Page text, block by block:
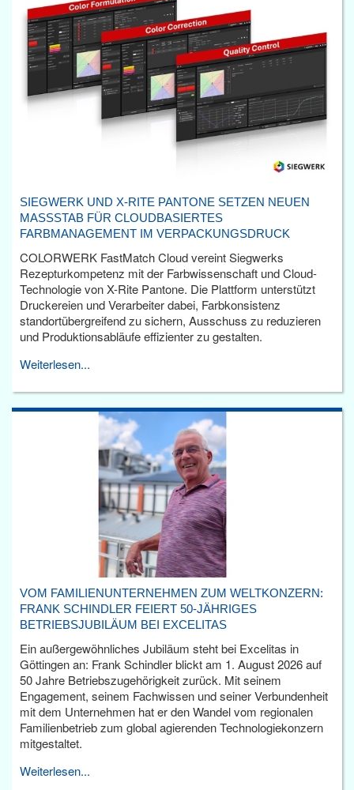
SIEGWERK UND X-RITE PANTONE SETZEN NEUEN
MASSSTAB FÜR CLOUDBASIERTES F
ARBMANAGEMENT IM VERPACKUNGSDRUCK
COLORWERK FastMatch Cloud vereint Siegwerks
Rezepturkompetenz mit der Farbwissenschaft und Cloud-
Technologie von X-Rite Pantone. Die Plattform unterstützt
Druckereien und Verarbeiter dabei, Farbkonsistenz
standortübergreifend zu sichern, Ausschuss zu reduzieren
und Produktionsabläufe effizienter zu gestalten.
Weiterlesen...
VOM FAMILIENUNTERNEHMEN ZUM WELTKONZERN:
FRANK SCHINDLER FEIERT 50-JÄHRIGES
BETRIEBSJUBILÄUM BEI EXCELITAS
Ein außergewöhnliches Jubiläum steht bei Excelitas in
Göttingen an: Frank Schindler blickt am 1. August 2026 auf
50 Jahre Betriebszugehörigkeit zurück. Mit seinem
Engagement, seinem Fachwissen und seiner Verbundenheit
mit dem Unternehmen hat er den Wandel vom regionalen
Familienbetrieb zum global agierenden Technologiekonzern
mitgestaltet.
Weiterlesen...